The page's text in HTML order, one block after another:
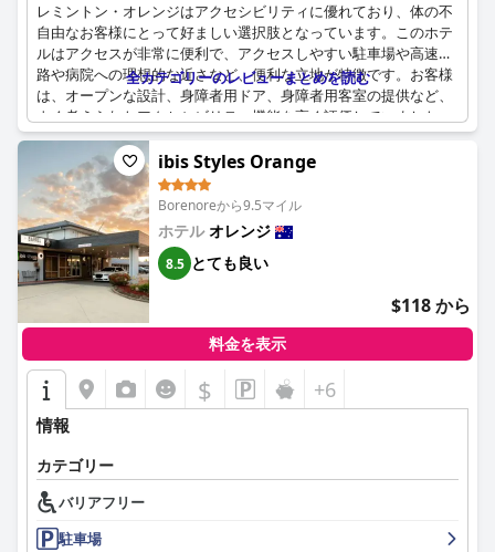
レミントン・オレンジはアクセシビリティに優れており、体の不
自由なお客様にとって好ましい選択肢となっています。このホテ
ルはアクセスが非常に便利で、アクセスしやすい駐車場や高速道
路や病院への理想的な近さなど、便利な立地が特徴です。お客様
は、オープンな設計、身障者用ドア、身障者用客室の提供など、
よく考えられたアクセシビリティ機能を高く評価していました。
広々とした身障者用バスルームは特筆に値しますが、電源コンセ
ントがないことに関する予約時の注意書きがあると役立つでしょ
う。ホテルは、効率的なエレベーターシステムや、電子レンジの
利用や読書灯などの便利な室内アメニティなど、必須施設へのア
クセスが良いです。ただし、Wi-Fiに問題があるとの指摘があり、
それ以外はシームレスな滞在を妨げる可能性があります。全体と
して、レミントン・オレンジは体の不自由なお客様に包括的でき
め細やかな宿泊施設を提供しています。
全カテゴリーのレビューまとめを読む
ibis Styles Orange
Borenoreから9.5マイル
ホテルオレンジ
8.5 とても良い
$118 から
料金を表示
$ +6
情報
カテゴリー
バリアフリー
駐車場